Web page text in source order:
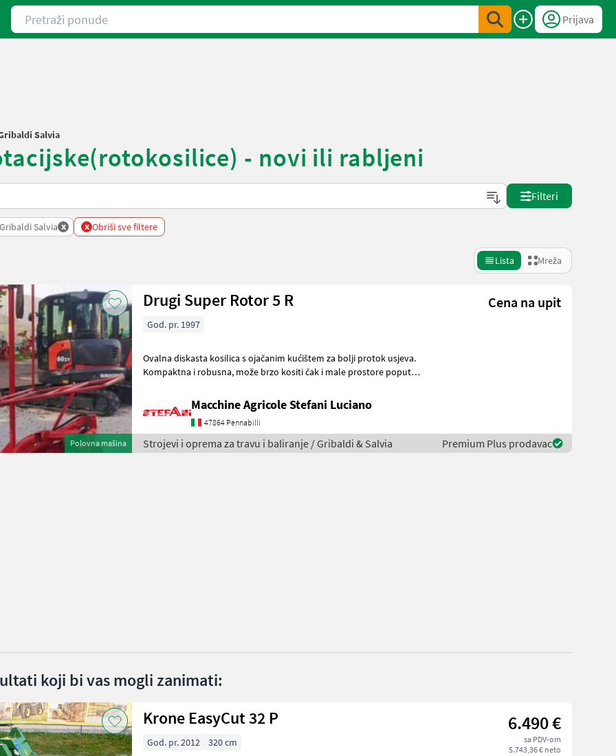
Pretraži ponude
Prijava
Salvia
- novi ili rabljeni
Filteri
Gribaldi Salvia x x Obriši sve filtere
Lista Mreža
Polovna mašina
Drugi Super Rotor 5 R Cena na upit
God. pr. 1997
Ovalna diskasta kosilica s ojačanim kućištem za bolji protok usjeva.
Kompaktna i robusna, može brzo kositi čak i male prostore poput
Macchine Agricole Stefani Luciano
47864 Pennabilli
Strojevi i oprema za travu i baliranje / Gribaldi & Salvia Premium Plus prodavac
koji bi vas mogli zanimati:
Krone EasyCut 32 P 6.490 €
sa PDV-om
5.743,36 € neto
God. pr. 2012 320 cm